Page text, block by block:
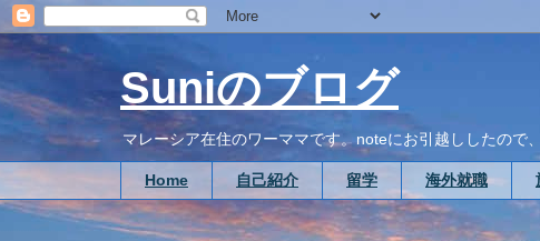
Suniのブログ
マレーシア在住のワーママです。noteにお引越ししたの
Home 自己紹介 留学 海外就職